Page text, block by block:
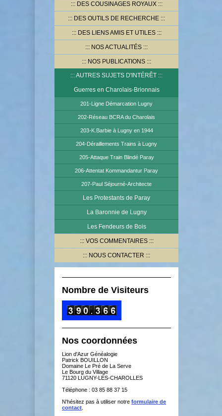
DES COUSINAGES ROYAUX
DES OUTILS DE RECHERCHE
DES LIENS AMIS ET UTILES
NOS ACTUALITÉS
NOS PUBLICATIONS
AUTRES SUJETS D'INTÉRÊT
Guerres en Charolais-Brionnais
201-Ligne Démarcation Lugny
202-Réseau BCRA du Charolais
203-K.Barbie à Lugny en 1944
204-Déraillements Trains à Lugny
205-Attaque Train Blindé Paray
206-Attentat Kommandantur Paray
207-Paul Séjourné-Architecte
Les Protestants de Paray
La Baronnie de Lugny
Les Fendeurs de Bois
VOS COMMENTAIRES
NOUS CONTACTER
Nombre de Visiteurs
Nos coordonnées
Lion d'Azur Généalogie
Patrick BOUILLON
Domaine Le Pré de La Serve
Le Bourg du Village
71120 LUGNY-LES-CHAROLLES
Téléphone : 03 85 88 37 15
N'hésitez pas à utiliser notre formulaire de
contact